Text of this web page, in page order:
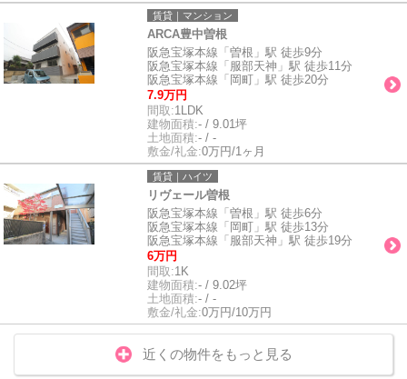
賃貸｜マンション
ARCA豊中曽根
阪急宝塚本線「曽根」駅 徒歩9分
阪急宝塚本線「服部天神」駅 徒歩11分
阪急宝塚本線「岡町」駅 徒歩20分
7.9万円
間取:1LDK
建物面積:- / 9.01坪
土地面積:- / -
敷金/礼金:0万円/1ヶ月
賃貸｜ハイツ
リヴェール曽根
阪急宝塚本線「曽根」駅 徒歩6分
阪急宝塚本線「岡町」駅 徒歩13分
阪急宝塚本線「服部天神」駅 徒歩19分
6万円
間取:1K
建物面積:- / 9.02坪
土地面積:- / -
敷金/礼金:0万円/10万円
近くの物件をもっと見る